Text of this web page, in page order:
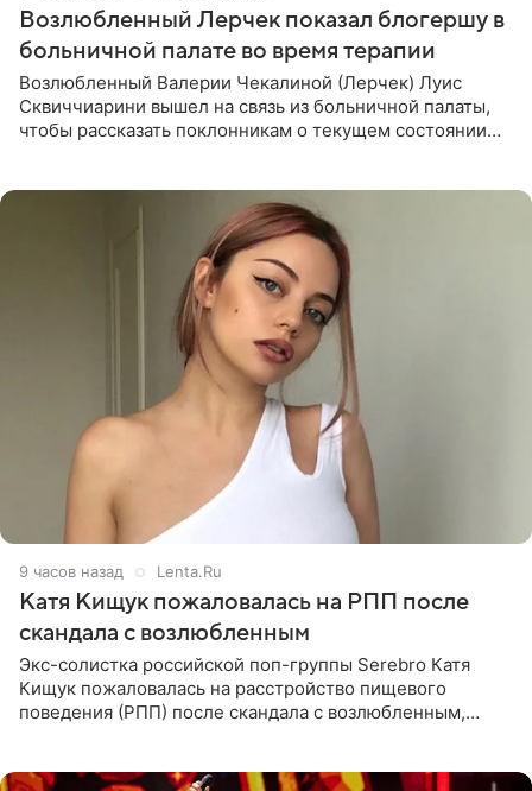
Возлюбленный Лерчек показал блогершу в
больничной палате во время терапии
Возлюбленный Валерии Чекалиной (Лерчек) Луис
Сквиччиарини вышел на связь из больничной палаты,
чтобы рассказать поклонникам о текущем состоянии
9 часов назад Lenta.Ru
Катя Кищук пожаловалась на РПП после
скандала с возлюбленным
Экс-солистка российской поп-группы Serebro Катя
Кищук пожаловалась на расстройство пищевого
поведения (РПП) после скандала с возлюбленным,